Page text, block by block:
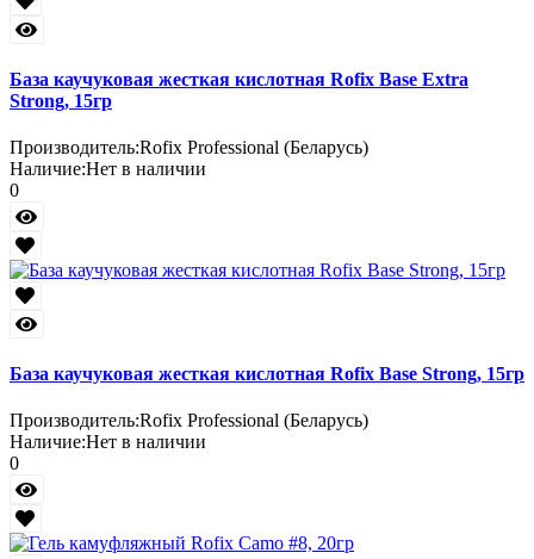
База каучуковая жесткая кислотная Rofix Base Extra
Strong, 15гр
Производитель:Rofix Professional (Беларусь)
Наличие:Нет в наличии
0
База каучуковая жесткая кислотная Rofix Base Strong, 15гр
Производитель:Rofix Professional (Беларусь)
Наличие:Нет в наличии
0